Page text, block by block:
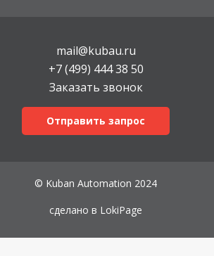
mail@kubau.ru
+7 (499) 444 38 50
Заказать звонок
Отправить запрос
© Kuban Automation 2024
сделано в LokiPage